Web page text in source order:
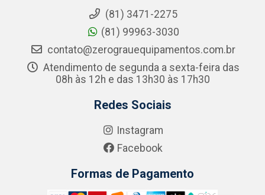
(81) 3471-2275
(81) 99963-3030
contato@zerograuequipamentos.com.br
Atendimento de segunda a sexta-feira das
08h às 12h e das 13h30 às 17h30
Redes Sociais
Instagram
Facebook
Formas de Pagamento